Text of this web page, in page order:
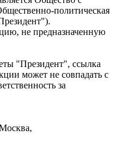
политическая
не предназначенную
"Президент", ссылка
может не совпадать с
за